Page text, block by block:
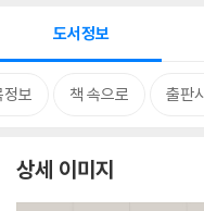
도서정보
정보 책 속으로 출판
상세 이미지